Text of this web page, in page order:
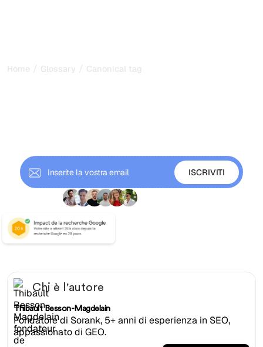
Home / Glossary / Canonical tag
Chi è l'autore
Thibault Besson-Magdelain
Fondatore di Sorank, 5+ anni di esperienza in SEO,
appassionato di GEO.